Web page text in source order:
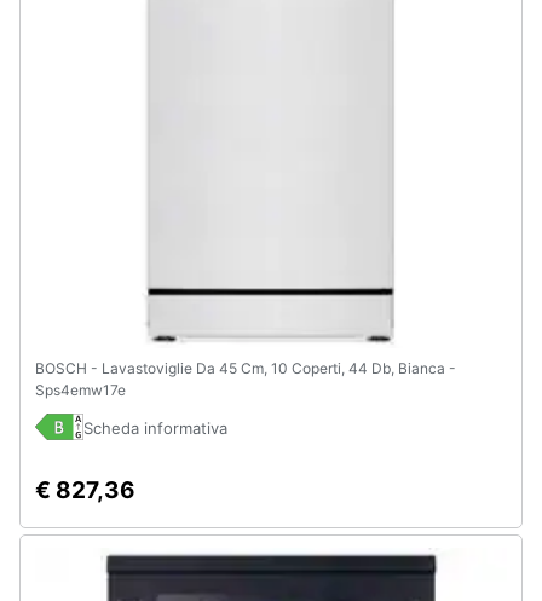
BOSCH - Lavastoviglie Da 45 Cm, 10 Coperti, 44 Db, Bianca -
Sps4emw17e
Scheda informativa
€ 827,36